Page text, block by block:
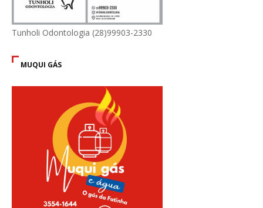
Tunholi Odontologia (28)99903-2330
MUQUI GÁS